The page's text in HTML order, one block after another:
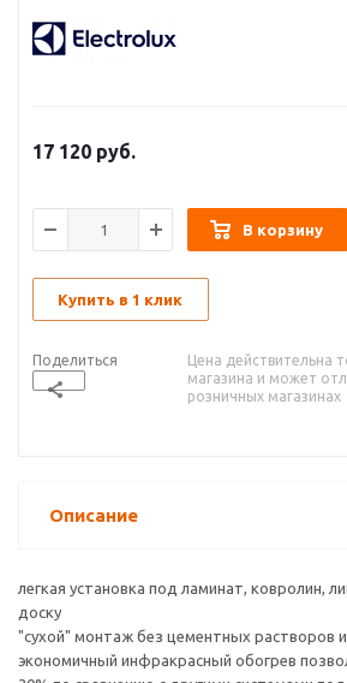
17 120 руб.
В корзину
Купить в 1 клик
Поделиться
Цена действительна
магазина и может
розничных магазинах
Описание
легкая установка под ламинат, ковролин,
доску
"сухой" монтаж без цементных растворов и
экономичный инфракрасный обогрев